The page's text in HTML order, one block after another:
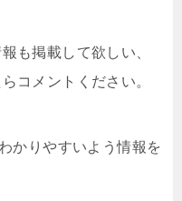
も掲載して欲しい、
コメントください。
かりやすいよう情報を